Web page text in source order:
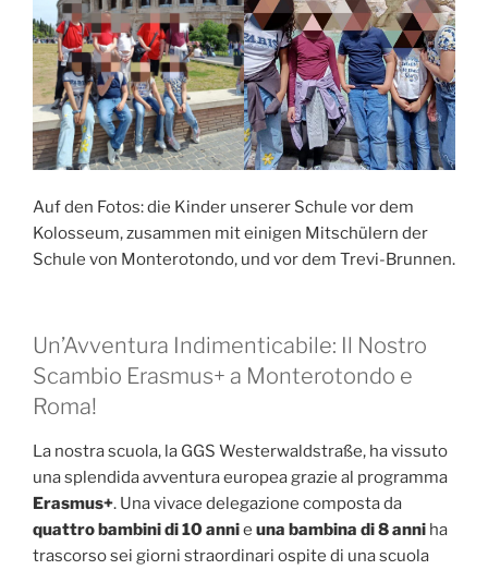
Auf den Fotos: die Kinder unserer Schule vor dem
Kolosseum, zusammen mit einigen Mitschülern der
Schule von Monterotondo, und vor dem Trevi-Brunnen.
Un’Avventura Indimenticabile: Il Nostro
Scambio Erasmus+ a Monterotondo e
Roma!
La nostra scuola, la GGS Westerwaldstraße, ha vissuto
una splendida avventura europea grazie al programma
Erasmus+. Una vivace delegazione composta da
quattro bambini di 10 annie una bambina di 8 anni ha
trascorso sei giorni straordinari ospite di una scuola